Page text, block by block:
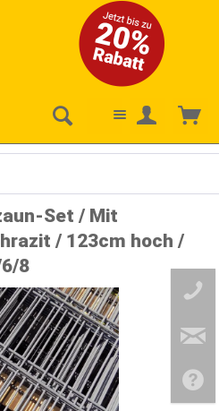
Set / Mit
/ 123cm hoch /
8